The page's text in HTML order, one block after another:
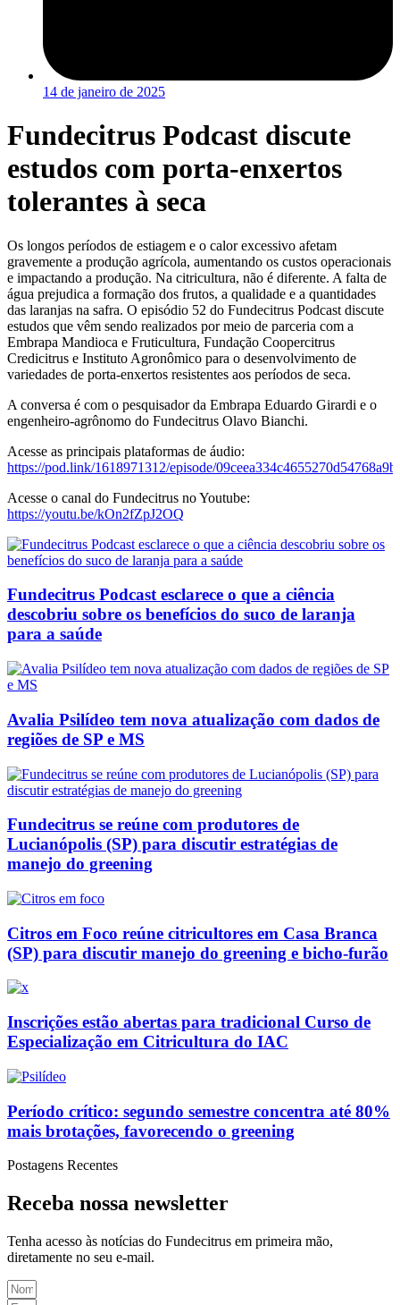
14 de janeiro de 2025
Fundecitrus Podcast discute
estudos com porta-enxertos
tolerantes à seca
Os longos períodos de estiagem e o calor excessivo afetam
gravemente a produção agrícola, aumentando os custos operacionais
e impactando a produção. Na citricultura, não é diferente. A falta de
água prejudica a formação dos frutos, a qualidade e a quantidades
das laranjas na safra. O episódio 52 do Fundecitrus Podcast discute
estudos que vêm sendo realizados por meio de parceria com a
Embrapa Mandioca e Fruticultura, Fundação Coopercitrus
Credicitrus e Instituto Agronômico para o desenvolvimento de
variedades de porta-enxertos resistentes aos períodos de seca.
A conversa é com o pesquisador da Embrapa Eduardo Girardi e o
engenheiro-agrônomo do Fundecitrus Olavo Bianchi.
Acesse as principais plataformas de áudio:
https://pod.link/1618971312/episode/
Acesse o canal do Fundecitrus no Youtube:
https://youtu.be/kOn2fZpJ2OQ
Fundecitrus Podcast esclarece o que a ciência
descobriu sobre os benefícios do suco de laranja
para a saúde
Avalia Psilídeo tem nova atualização com dados de
regiões de SP e MS
Fundecitrus se reúne com produtores de
Lucianópolis (SP) para discutir estratégias de
manejo do greening
Citros em Foco reúne citricultores em Casa Branca
(SP) para discutir manejo do greening e bicho-furão
Inscrições estão abertas para tradicional Curso de
Especialização em Citricultura do IAC
Período crítico: segundo semestre concentra até 80%
mais brotações, favorecendo o greening
Postagens Recentes
Receba nossa newsletter
Tenha acesso às notícias do Fundecitrus em primeira mão,
diretamente no seu e-mail.